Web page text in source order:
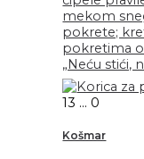
mekom
pokrete;
pokretima
„Neću stići,
13 ... 0
Košmar